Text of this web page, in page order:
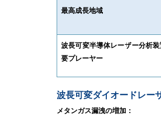
最高成長地域
波長可変半導体レーザー分析
要プレーヤー
波長可変ダイオードレ
メタンガス漏洩の増加：